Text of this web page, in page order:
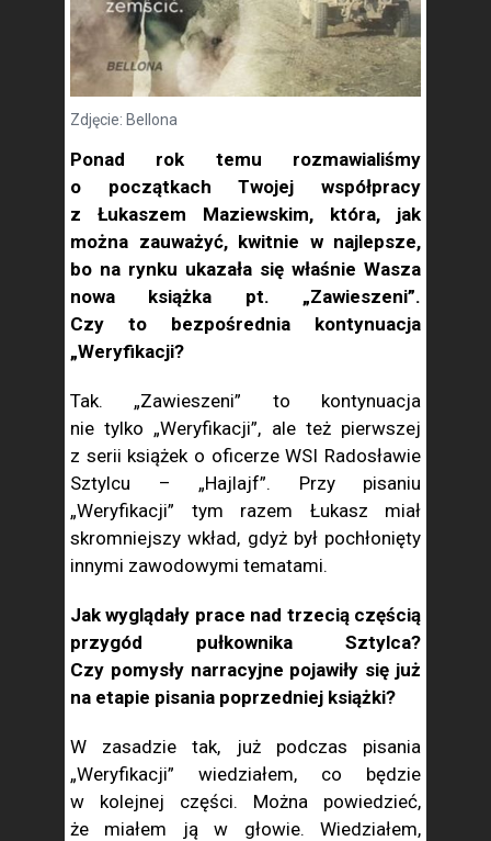
Zdjęcie: Bellona
Ponad rok temu rozmawialiśmy
o początkach Twojej współpracy
z Łukaszem Maziewskim, która, jak
można zauważyć, kwitnie w najlepsze,
bo na rynku ukazała się właśnie Wasza
nowa książka pt. „Zawieszeni”.
Czy to bezpośrednia kontynuacja
„Weryfikacji?
Tak. „Zawieszeni” to kontynuacja
nie tylko „Weryfikacji”, ale też pierwszej
z serii książek o oficerze WSI Radosławie
Sztylcu – „Hajlajf”. Przy pisaniu
„Weryfikacji” tym razem Łukasz miał
skromniejszy wkład, gdyż był pochłonięty
innymi zawodowymi tematami.
Jak wyglądały prace nad trzecią częścią
przygód pułkownika Sztylca?
Czy pomysły narracyjne pojawiły się już
na etapie pisania poprzedniej książki?
W zasadzie tak, już podczas pisania
„Weryfikacji” wiedziałem, co będzie
w kolejnej części. Można powiedzieć,
że miałem ją w głowie. Wiedziałem,